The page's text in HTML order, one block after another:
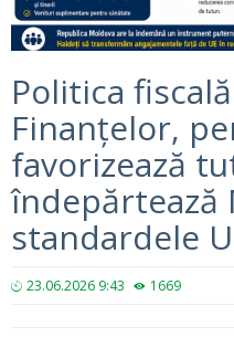
Politica
Finanțelor,
favorizează
îndepărtează
standardele
23.06.2026 9:43 1669